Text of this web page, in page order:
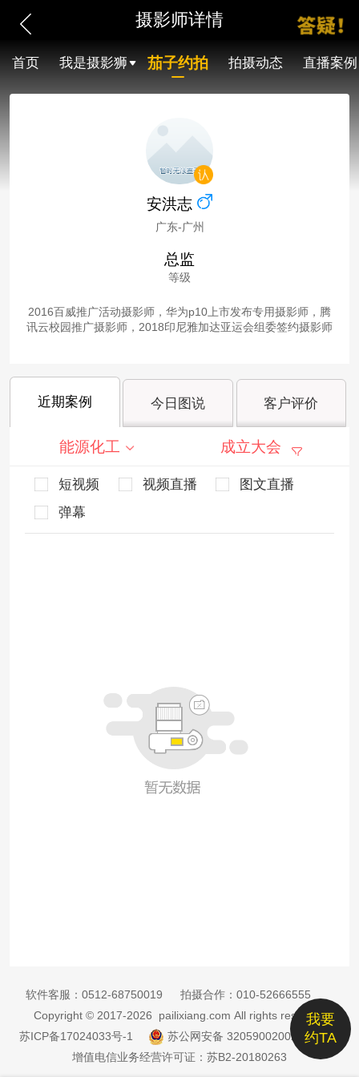
摄影师详情
首页 我是摄影狮 茄子约拍 拍摄动态 直播案例
安洪志
广东-广州
总监
等级
2016百威推广活动摄影师，华为p10上市发布专用摄影师，腾
讯云校园推广摄影师，2018印尼雅加达亚运会组委签约摄影师
近期案例 今日图说 客户评价
能源化工 成立大会
短视频 视频直播
图文直播
弹幕
我要
约TA
软件客服： 0512-68750019 拍摄合作： 010-52666555
Copyright © 2017-2026 pailixiang.com All rights reserved
苏ICP备17024033号-1
苏公网安备 32059002002885号
增值电信业务经营许可证：苏B2-20180263